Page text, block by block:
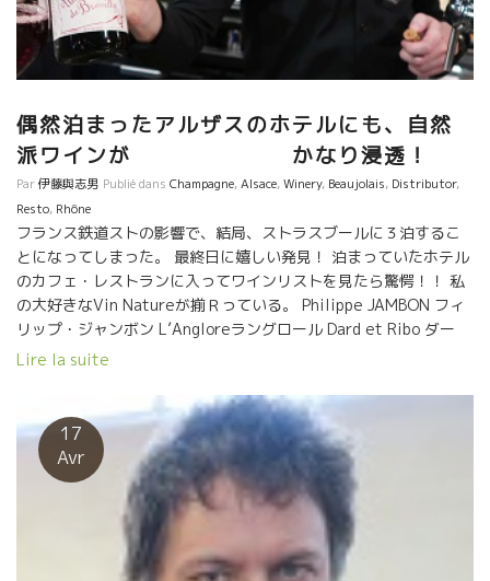
偶然泊まったアルザスのホテルにも、自然
派ワインが かなり浸透！
Par伊藤與志男 Publié dans Champagne,Alsace,Winery, Beaujolais, Distributor,
Resto, Rhône
フランス鉄道ストの影響で、結局、ストラスブールに３泊するこ
とになってしまった。 最終日に嬉しい発見！ 泊まっていたホテル
のカフェ・レストランに入ってワインリストを見たら驚愕！！ 私
の大好きなVin Natureが揃Ｒっている。 Philippe JAMBON フィ
リップ・ジャンボン L’Angloreラングロール Dard et Ribo ダー
ル・エ・リボ シャンパーニュのJacque LASSAIGNEジャック・ラ
にくいジャンボンが何とグラスワインで提供されていた。 迷わず
一杯！ Hotel BOMA ストラスブールにて
Lire la suite
17
Avr